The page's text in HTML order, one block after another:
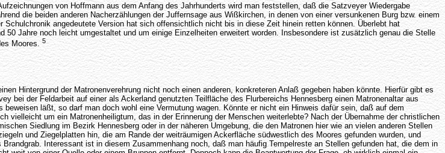
von Hoffmann aus dem Anfang des Jahrhunderts wird man feststellen, daß die Satzveyer Wiedergabe
die beiden anderen Nacherzählungen der Juffernsage aus Wißkirchen, in denen von einer versunkenen Burg bzw. einem
angedeutete Version hat sich offensichtlich nicht bis in diese Zeit hinein retten können. Überlebt hat
Jahre noch leicht umgestaltet und um einige Einzelheiten erweitert worden. Insbesondere ist zusätzlich genau die Stelle
Moores. 5
Hintergrund der Matronenverehrung nicht noch einen anderen, konkreteren Anlaß gegeben haben könnte. Hierfür gibt es
bei der Feldarbeit auf einer als Ackerland genutzten Teilfläche des Flurbereichs Hennesberg einen Matronenaltar aus
läßt, so darf man doch wohl eine Vermutung wagen. Könnte er nicht ein Hinweis dafür sein, daß auf dem
vielleicht um ein Matronenheiligtum, das in der Erinnerung der Menschen weiterlebte? Nach der Übernahme der christlichen
Siedlung im Bezirk Hennesberg oder in der näheren Umgebung, die den Matronen hier wie an vielen anderen Stellen
und Ziegelplatten hin, die am Rande der weiträumigen Ackerfläche südwestlich des Moores gefunden wurden, und
Interessant ist in diesem Zusammenhang noch, daß man häufig Tempelreste an Stellen gefunden hat, die dem in